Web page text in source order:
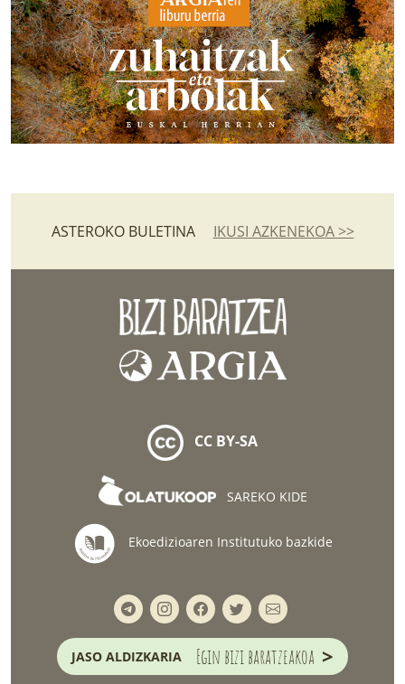
ASTEROKO BULETINA IKUSI AZKENEKOA >>
CC BY-SA
SAREKO KIDE
Ekoedizioaren Institutuko bazkide
JASO ALDIZKARIA Egin bizi baratzeakoa >